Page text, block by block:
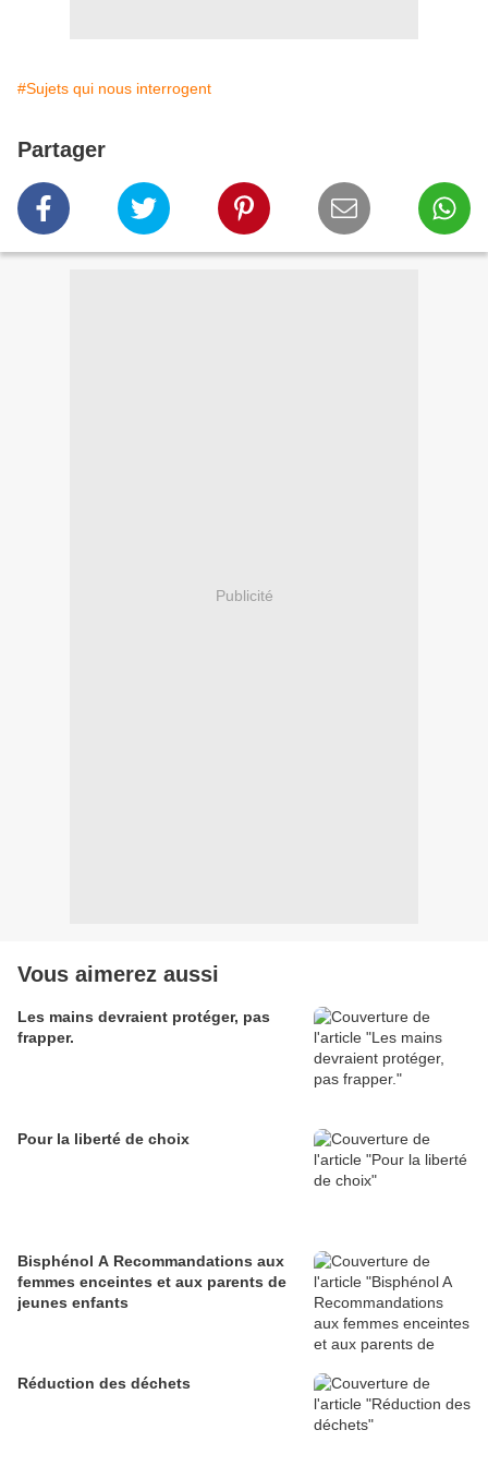
#Sujets qui nous interrogent
Partager
Publicité
Vous aimerez aussi
Les mains devraient protéger, pas
frapper.
Pour la liberté de choix
Bisphénol A Recommandations aux
femmes enceintes et aux parents de
jeunes enfants
Réduction des déchets